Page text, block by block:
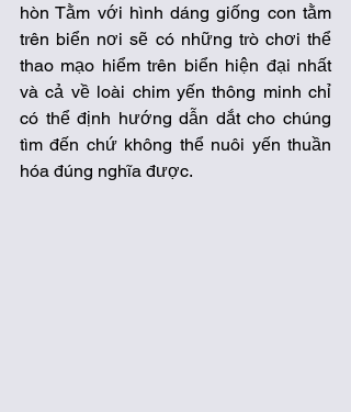
hòn Tằm với hình dáng giống con tằm
trên biển nơi sẽ có những trò chơi thể
thao mạo hiểm trên biển hiện đại nhất
và cả về loài chim yến thông minh chỉ
có thể định hướng dẫn dắt cho chúng
tìm đến chứ không thể nuôi yến thuần
hóa đúng nghĩa được.